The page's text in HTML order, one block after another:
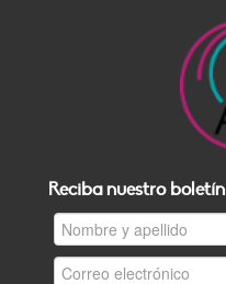
Reciba nuestro boletín